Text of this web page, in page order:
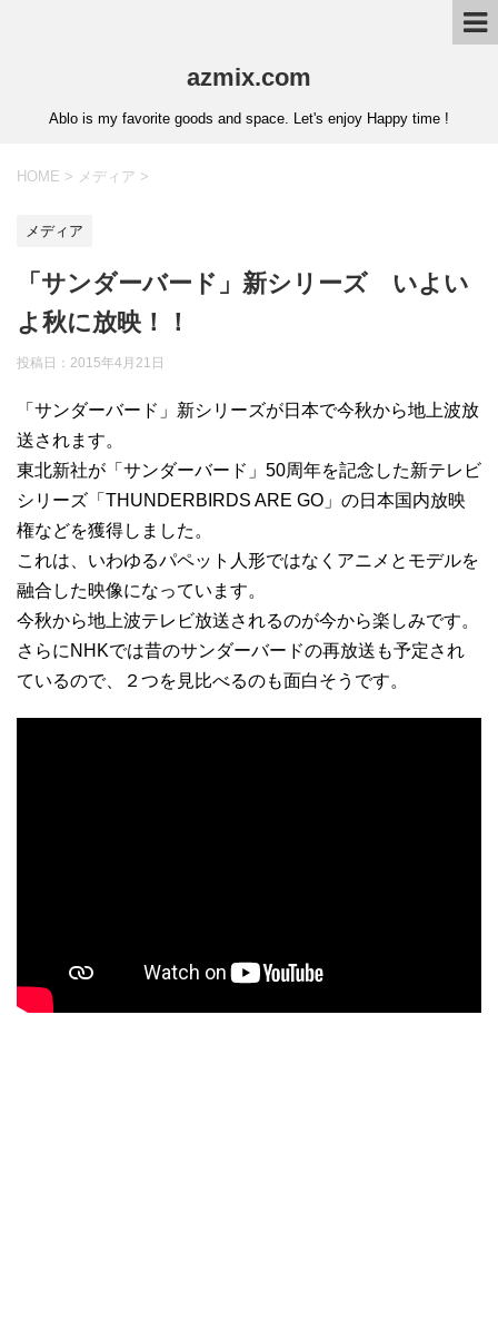
azmix.com
Ablo is my favorite goods and space. Let's enjoy Happy time !
HOME > メディア >
メディア
「サンダーバード」新シリーズ いよい
よ秋に放映！！
投稿日： 2015年4月21日
「サンダーバード」新シリーズが日本で今秋から地上波放
送されます。
東北新社が「サンダーバード」50周年を記念した新テレビ
シリーズ「THUNDERBIRDS ARE GO」の日本国内放映
権などを獲得しました。
これは、いわゆるパペット人形ではなくアニメとモデルを
融合した映像になっています。
今秋から地上波テレビ放送されるのが今から楽しみです。
さらにNHKでは昔のサンダーバードの再放送も予定され
ているので、２つを見比べるのも面白そうです。